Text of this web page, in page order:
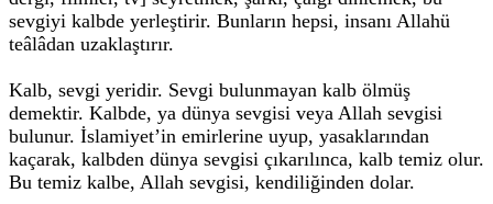
sevgiyi kalbde yerleştirir. Bunların hepsi, insanı Allahü
teâlâdan uzaklaştırır.
Kalb, sevgi yeridir. Sevgi bulunmayan kalb ölmüş
demektir. Kalbde, ya dünya sevgisi veya Allah sevgisi
bulunur. İslamiyet’in emirlerine uyup, yasaklarından
kaçarak, kalbden dünya sevgisi çıkarılınca, kalb temiz olur.
Bu temiz kalbe, Allah sevgisi, kendiliğinden dolar.